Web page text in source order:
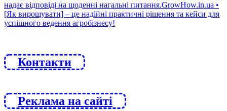
Контакти
Реклама на сайті